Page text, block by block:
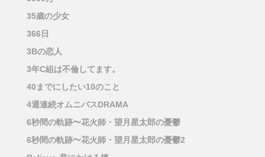
35歳の少女
366日
3Bの恋人
3年C組は不倫してます。
40までにしたい10のこと
4週連続オムニバスDRAMA
6秒間の軌跡〜花火師・望月星太郎の憂鬱
6秒間の軌跡〜花火師・望月星太郎の憂鬱2